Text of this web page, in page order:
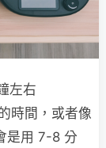
左右
時間，或者像
是用 7-8 分